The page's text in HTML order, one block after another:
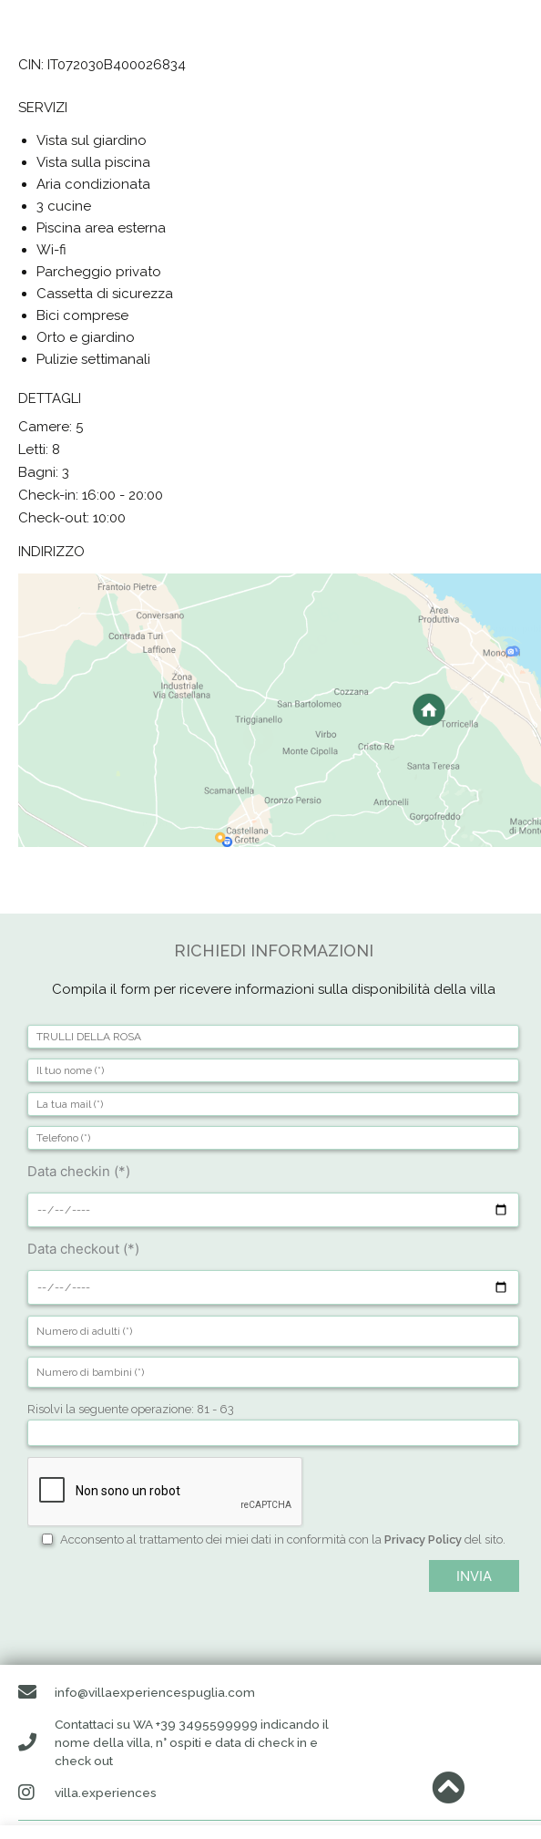
CIN: IT072030B400026834
SERVIZI
Vista sul giardino
Vista sulla piscina
Aria condizionata
3 cucine
Piscina area esterna
Wi-fi
Parcheggio privato
Cassetta di sicurezza
Bici comprese
Orto e giardino
Pulizie settimanali
DETTAGLI
Camere: 5
Letti: 8
Bagni: 3
Check-in: 16:00 - 20:00
Check-out: 10:00
INDIRIZZO
RICHIEDI INFORMAZIONI
Compila il form per ricevere informazioni sulla disponibilità della villa
Data checkin (*)
Data checkout (*)
Risolvi la seguente operazione: 81 - 63
Acconsento al trattamento dei miei dati in conformità con laPrivacy Policy del sito.
info@villaexperiencespuglia.com
Contattaci su WA +39 3495599999 indicando il
nome della villa, n° ospiti e data di check in e
check out
villa.experiences